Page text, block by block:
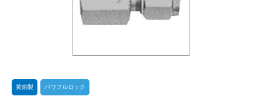
製品カタログダウンロード
よくあるご質問(FAQ)・用語集
黄銅製 パワフルロック